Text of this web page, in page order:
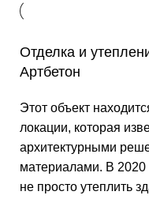
Отделка и
Артбетон
Этот объект
локации, которая
архитектурными
материалами. В 2020
не просто утеплить